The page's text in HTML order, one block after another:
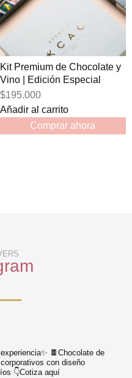
Kit Premium de Chocolate y
Vino | Edición Especial
$195.000
Añadir al carrito
Comprar ahora
🍫Chocolate de
con diseño
👇Cotiza aquí